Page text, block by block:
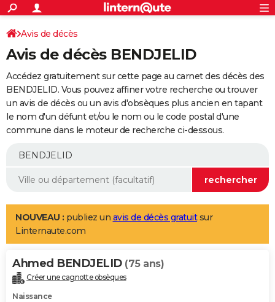
ACTUALITÉS
Politique
Société
Faits Divers
Education
Monde
Villes
+
SPORT
Coupe du monde 2026
Football
Tennis
Cyclisme
Rugby
Forum
Programme TV
TNT
Streaming
Cinéma
Sorties cinéma
Musique
+
FINANCE
Impôts
Immobilier
Risques naturels par ville
Banque
Assurance
Crédit
AUTO
Essais
Réserver un essai
Citadines
Berlines
SUV
Forum auto
+
Mobiles
Meilleur smartphone
Internet
Ordinateurs
Jeux vidéo
Guide high-tech
Aménagement intérieur
LIFESTYLE
Art de vivre
Bien-être
Loisirs
Mode
Modes de vie
Alimentation
Guide de la santé
Maladies
Médicaments
Sommeil
VOYAGE
Destinations
City break
Voyage nature
Voyage de noces
Forum
Climat
+PHOTO
Avis de décès
Avis de décès BENDJELID
Accédez gratuitement sur cette page au carnet des décès des
BENDJELID. Vous pouvez affiner votre recherche ou trouver
un avis de décès ou un avis d'obsèques plus ancien en tapant
le nom d'un défunt et/ou le nom ou le code postal d'une
commune dans le moteur de recherche ci-dessous.
NOUVEAU : publiez un avis de décès gratuitsur
Linternaute.com
Ahmed BENDJELID (75 ans)
Créer une cagnotte obsèques
Naissance